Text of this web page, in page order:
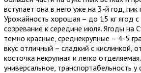
вступает она в него уже на 3-й год, пик
Урожайность хорошая – до 15 кг ягод
созревание к середине июля. Ягоды на
темно красные, среднекрупные – 4-5
вкус отличный – сладкий с кислинкой,
косточка некрупная и легко
универсальное, транспортабельность у